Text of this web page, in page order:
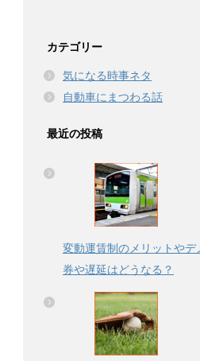
カテゴリー
気になる時事ネタ
自動車にまつわる話
最近の投稿
変動運賃制のメリットや
券や遅延はどうなる？